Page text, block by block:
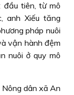
tiên, từ mô
anh Xiếu tăng
pháp nuôi
vận hành đệm
nuôi ở quy mô
dân xã An